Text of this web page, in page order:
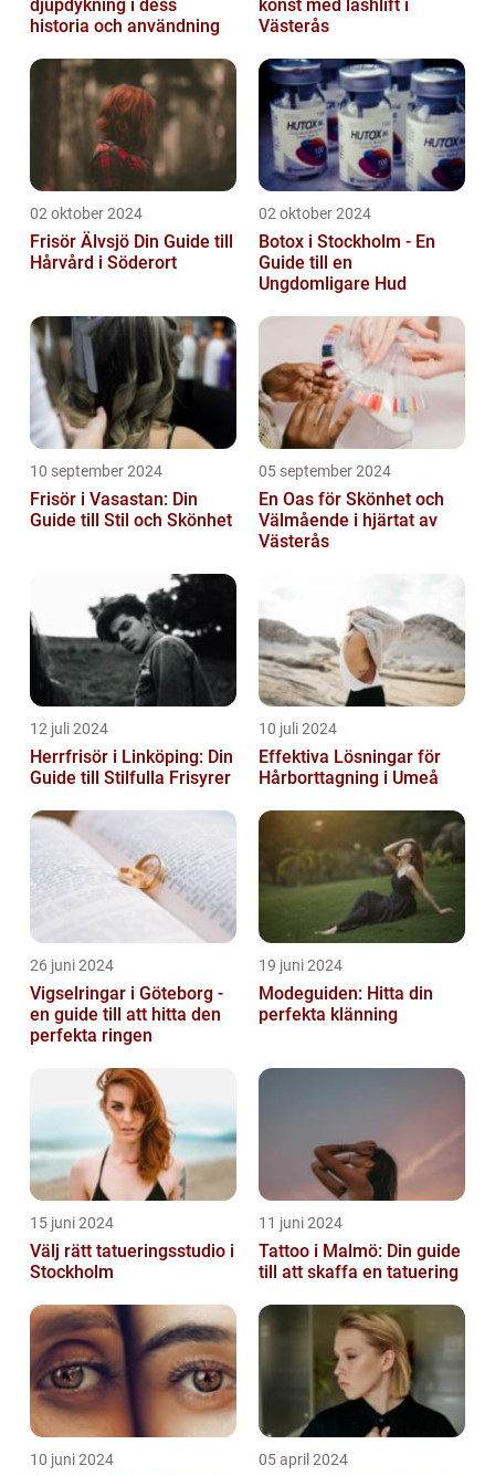
djupdykning i dess
historia och användning
konst med lashlift i
Västerås
02 oktober 2024
Frisör Älvsjö Din Guide till
Hårvård i Söderort
02 oktober 2024
Botox i Stockholm - En
Guide till en
Ungdomligare Hud
10 september 2024
Frisör i Vasastan: Din
Guide till Stil och Skönhet
05 september 2024
En Oas för Skönhet och
Välmående i hjärtat av
Västerås
12 juli 2024
Herrfrisör i Linköping: Din
Guide till Stilfulla Frisyrer
10 juli 2024
Effektiva Lösningar för
Hårborttagning i Umeå
26 juni 2024
Vigselringar i Göteborg -
en guide till att hitta den
perfekta ringen
19 juni 2024
Modeguiden: Hitta din
perfekta klänning
15 juni 2024
Välj rätt tatueringsstudio i
Stockholm
11 juni 2024
Tattoo i Malmö: Din guide
till att skaffa en tatuering
10 juni 2024 05 april 2024